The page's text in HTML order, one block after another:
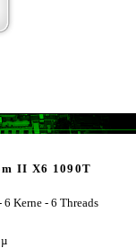
II X6 1090T
6 Kerne - 6 Threads